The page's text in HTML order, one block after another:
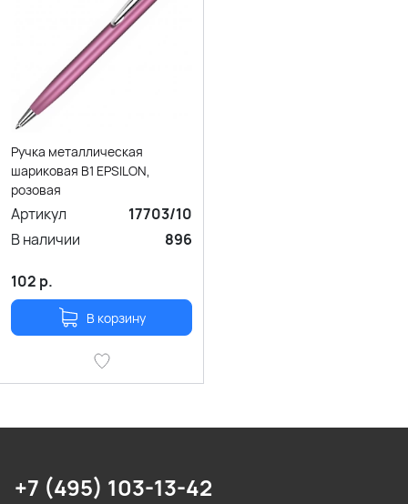
Ручка металлическая
шариковая B1 EPSILON,
розовая
Артикул
17703/10
В наличии
896
102 р.
В корзину
+7 (495) 103-13-42